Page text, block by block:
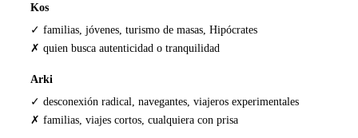
Kos
✓ familias, jóvenes, turismo de masas, Hipócrates
✗ quien busca autenticidad o tranquilidad
Arki
✓ desconexión radical, navegantes, viajeros experimentales
✗ familias, viajes cortos, cualquiera con prisa